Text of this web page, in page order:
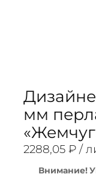
мм
2288,05 ₽ /
Внимание!